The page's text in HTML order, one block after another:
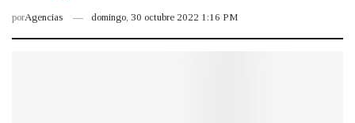
porAgencias domingo, 30 octubre 2022 1:16 PM